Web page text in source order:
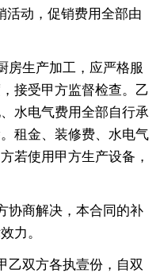
活动，促销费用全部由
房生产加工，应严格服
接受甲方监督检查。乙
水电气费用全部自行承
租金、装修费、水电气
若使用甲方生产设备，
协商解决，本合同的补
力。
乙双方各执壹份，自双